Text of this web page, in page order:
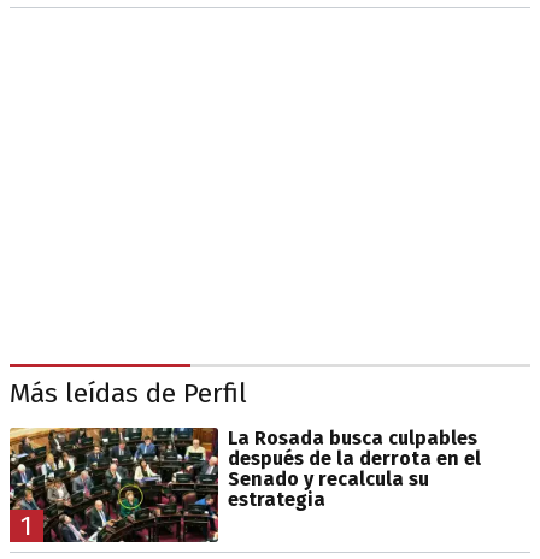
Más leídas de Perfil
1
La Rosada busca culpables
después de la derrota en el
Senado y recalcula su
estrategia